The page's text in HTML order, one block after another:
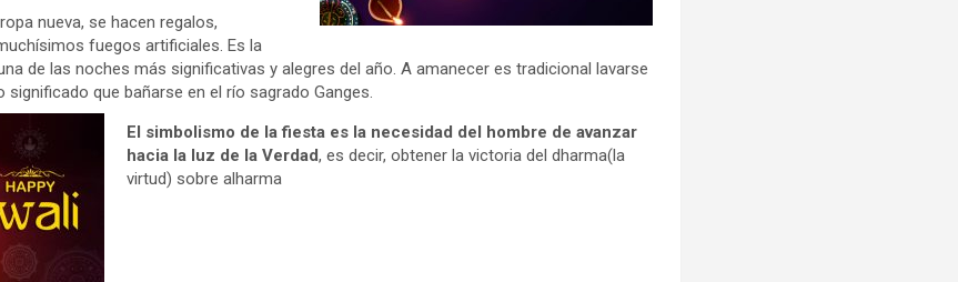
nueva, se hacen regalos,
fuegos artificiales. Es la
de las noches más significativas y alegres del año. A amanecer es tradicional lavarse
que bañarse en el río sagrado Ganges.
El simbolismo de la fiesta es la necesidad del hombre de avanzar
hacia la luz de la Verdad, es decir, obtener la victoria del dharma(la
virtud) sobre alharma